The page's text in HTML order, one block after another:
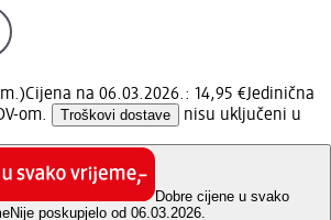
Cijena na 06.03.2026.: 14,95 €Jedinična
om.
Troškovi dostave
nisu uključeni u
Dobre cijene u svako
Nije poskupjelo od 06.03.2026.